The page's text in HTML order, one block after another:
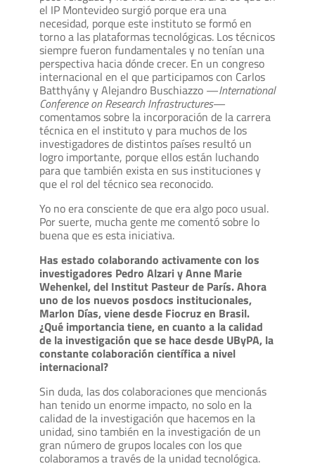
el IP Montevideo surgió porque era una
necesidad, porque este instituto se formó en
torno a las plataformas tecnológicas. Los técnicos
siempre fueron fundamentales y no tenían una
perspectiva hacia dónde crecer. En un congreso
internacional en el que participamos con Carlos
Batthyány y Alejandro Buschiazzo —International
Conference on Research Infrastructures—
comentamos sobre la incorporación de la carrera
técnica en el instituto y para muchos de los
investigadores de distintos países resultó un
logro importante, porque ellos están luchando
para que también exista en sus instituciones y
que el rol del técnico sea reconocido.
Yo no era consciente de que era algo poco usual.
Por suerte, mucha gente me comentó sobre lo
buena que es esta iniciativa.
Has estado colaborando activamente con los
investigadores Pedro Alzari y Anne Marie
Wehenkel, del Institut Pasteur de París. Ahora
uno de los nuevos posdocs institucionales,
Marlon Días, viene desde Fiocruz en Brasil.
¿Qué importancia tiene, en cuanto a la calidad
de la investigación que se hace desde UByPA, la
constante colaboración científica a nivel
internacional?
Sin duda, las dos colaboraciones que mencionás
han tenido un enorme impacto, no solo en la
calidad de la investigación que hacemos en la
unidad, sino también en la investigación de un
gran número de grupos locales con los que
colaboramos a través de la unidad tecnológica.